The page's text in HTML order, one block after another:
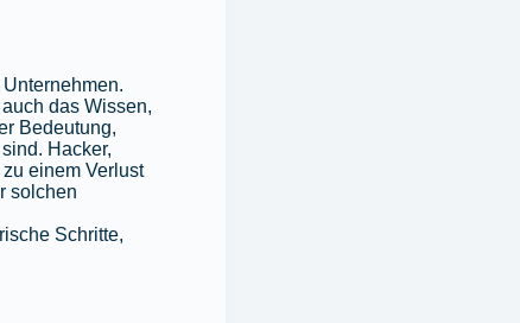
das Wissen,
Bedeutung,
Hacker,
einem Verlust
solchen
Schritte,